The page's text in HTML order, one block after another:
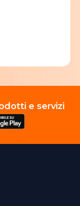
e servizi